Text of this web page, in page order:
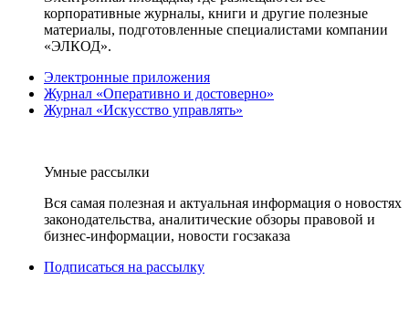
корпоративные журналы, книги и другие полезные
материалы, подготовленные специалистами компании
«ЭЛКОД».
Электронные приложения
Журнал «Оперативно и достоверно»
Журнал «Искусство управлять»
Умные рассылки
Вся самая полезная и актуальная информация о новостях
законодательства, аналитические обзоры правовой и
бизнес-информации, новости госзаказа
Подписаться на рассылку